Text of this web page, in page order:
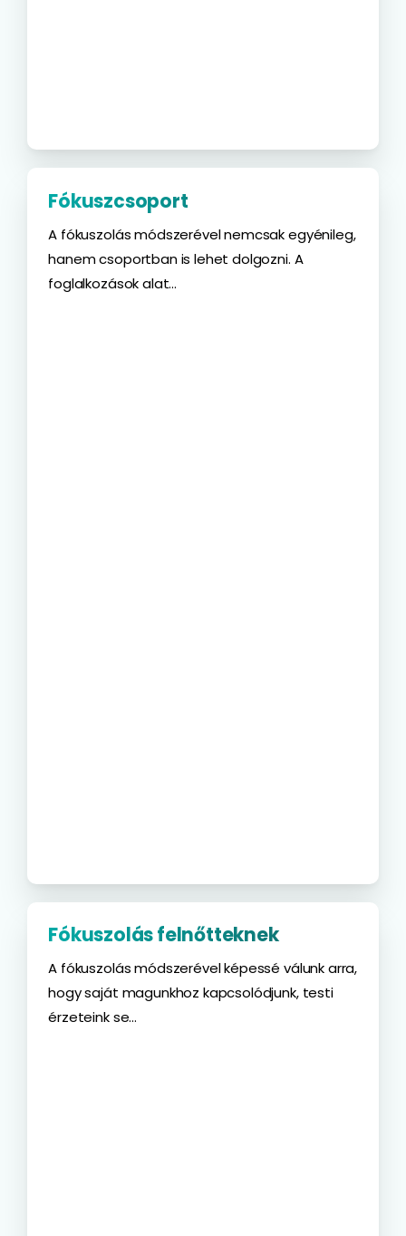
Fókuszcsoport
A fókuszolás módszerével nemcsak egyénileg,
hanem csoportban is lehet dolgozni. A
foglalkozások alat...
Fókuszolás felnőtteknek
A fókuszolás módszerével képessé válunk arra,
hogy saját magunkhoz kapcsolódjunk, testi
érzeteink se...